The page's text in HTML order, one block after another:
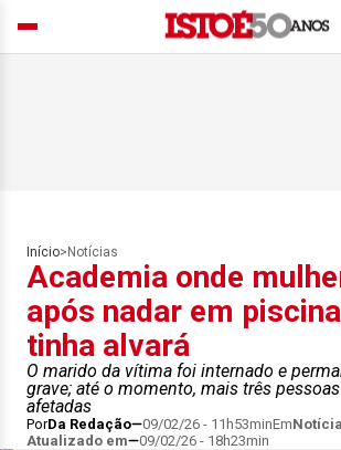
Início> Notícias
Academia onde
após nadar em
tinha alvará
O marido da vítima foi internado e
grave; até o momento, mais três
afetadas
PorDa Redação 09/02/26 - 11h53minEm
Atualizado em
09/02/26 - 18h23min